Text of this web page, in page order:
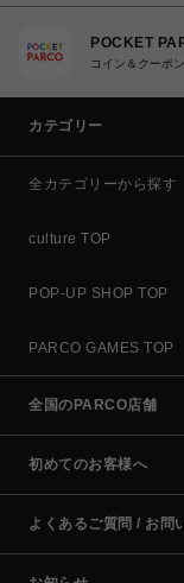
POCKET
コイン＆クーポ
カテゴリー
全カテゴリーから探す
culture TOP
POP-UP SHOP TOP
PARCO GAMES TOP
全国のPARCO店舗
初めてのお客様へ
よくあるご質問 / お問